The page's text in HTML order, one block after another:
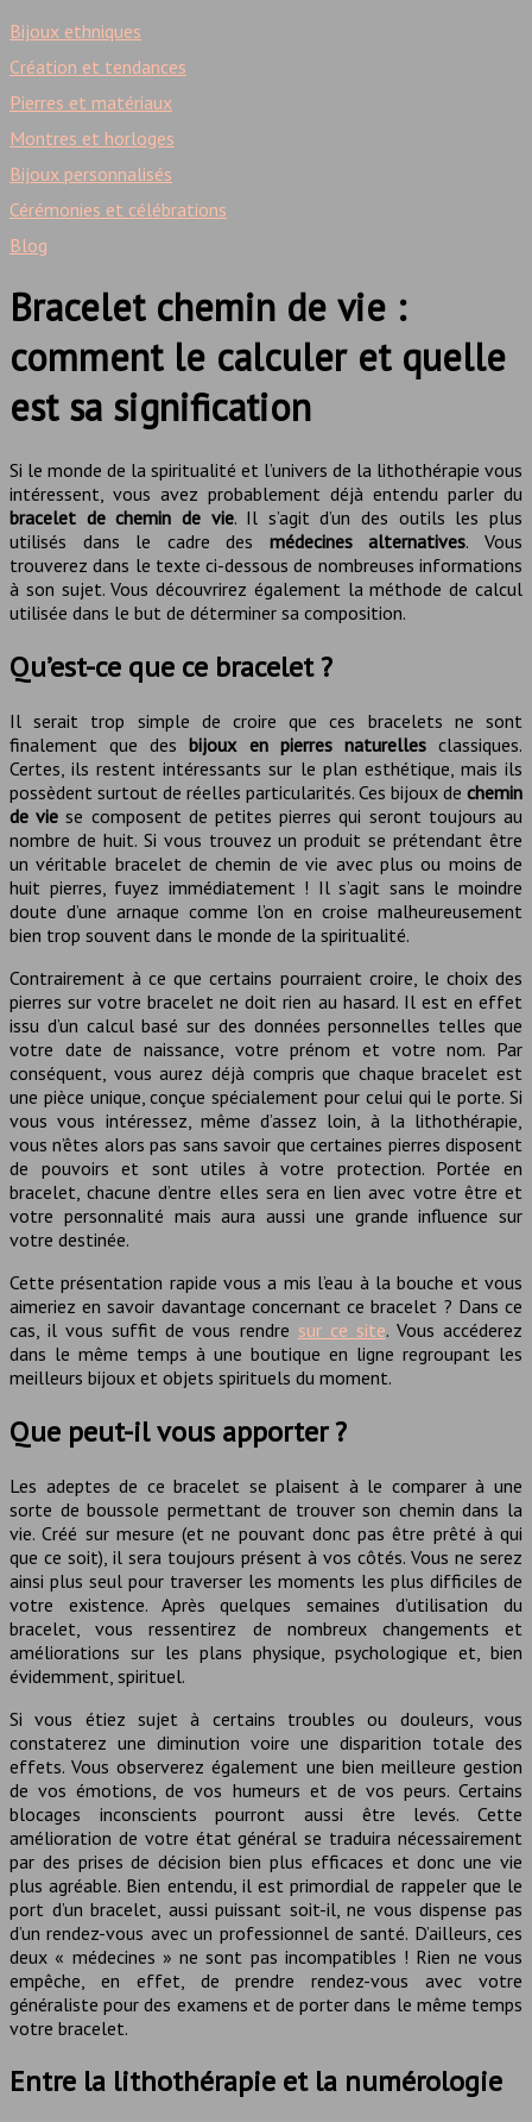
Bijoux ethniques
Création et tendances
Pierres et matériaux
Montres et horloges
Bijoux personnalisés
Cérémonies et célébrations
Blog
Bracelet chemin de vie :
comment le calculer et quelle
est sa signification
Si le monde de la spiritualité et l’univers de la lithothérapie vous
intéressent, vous avez probablement déjà entendu parler du
bracelet de chemin de vie. Il s’agit d’un des outils les plus
utilisés dans le cadre des médecines alternatives. Vous
trouverez dans le texte ci-dessous de nombreuses informations
à son sujet. Vous découvrirez également la méthode de calcul
utilisée dans le but de déterminer sa composition.
Qu’est-ce que ce bracelet ?
Il serait trop simple de croire que ces bracelets ne sont
finalement que desbijoux en pierres naturellesclassiques.
Certes, ils restent intéressants sur le plan esthétique, mais ils
possèdent surtout de réelles particularités. Ces bijoux de chemin
de vie se composent de petites pierres qui seront toujours au
nombre de huit. Si vous trouvez un produit se prétendant être
un véritable bracelet de chemin de vie avec plus ou moins de
huit pierres, fuyez immédiatement ! Il s’agit sans le moindre
doute d’une arnaque comme l’on en croise malheureusement
bien trop souvent dans le monde de la spiritualité.
Contrairement à ce que certains pourraient croire, le choix des
pierres sur votre bracelet ne doit rien au hasard. Il est en effet
issu d’un calcul basé sur des données personnelles telles que
votre date de naissance, votre prénom et votre nom. Par
conséquent, vous aurez déjà compris que chaque bracelet est
une pièce unique, conçue spécialement pour celui qui le porte. Si
vous vous intéressez, même d’assez loin, à la lithothérapie,
vous n’êtes alors pas sans savoir que certaines pierres disposent
de pouvoirs et sont utiles à votre protection. Portée en
bracelet, chacune d’entre elles sera en lien avec votre être et
votre personnalité mais aura aussi une grande influence sur
votre destinée.
Cette présentation rapide vous a mis l’eau à la bouche et vous
aimeriez en savoir davantage concernant ce bracelet ? Dans ce
cas, il vous suffit de vous rendre sur ce site. Vous accéderez
dans le même temps à une boutique en ligne regroupant les
meilleurs bijoux et objets spirituels du moment.
Que peut-il vous apporter ?
Les adeptes de ce bracelet se plaisent à le comparer à une
sorte de boussole permettant de trouver son chemin dans la
vie. Créé sur mesure (et ne pouvant donc pas être prêté à qui
que ce soit), il sera toujours présent à vos côtés. Vous ne serez
ainsi plus seul pour traverser les moments les plus difficiles de
votre existence. Après quelques semaines d’utilisation du
bracelet, vous ressentirez de nombreux changements et
améliorations sur les plans physique, psychologique et, bien
évidemment, spirituel.
Si vous étiez sujet à certains troubles ou douleurs, vous
constaterez une diminution voire une disparition totale des
effets. Vous observerez également une bien meilleure gestion
de vos émotions, de vos humeurs et de vos peurs. Certains
blocages inconscients pourront aussi être levés. Cette
amélioration de votre état général se traduira nécessairement
par des prises de décision bien plus efficaces et donc une vie
plus agréable. Bien entendu, il est primordial de rappeler que le
port d’un bracelet, aussi puissant soit-il, ne vous dispense pas
d’un rendez-vous avec un professionnel de santé. D’ailleurs, ces
deux « médecines » ne sont pas incompatibles ! Rien ne vous
empêche, en effet, de prendre rendez-vous avec votre
généraliste pour des examens et de porter dans le même temps
votre bracelet.
Entre la lithothérapie et la numérologie